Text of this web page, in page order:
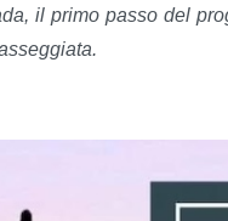
il primo passo del